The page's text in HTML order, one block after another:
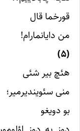
قورخما قال
من دایانمارام!
(۵)
هئچ بیر شئی
منی سئویندیرمیر؛
بو دویغو